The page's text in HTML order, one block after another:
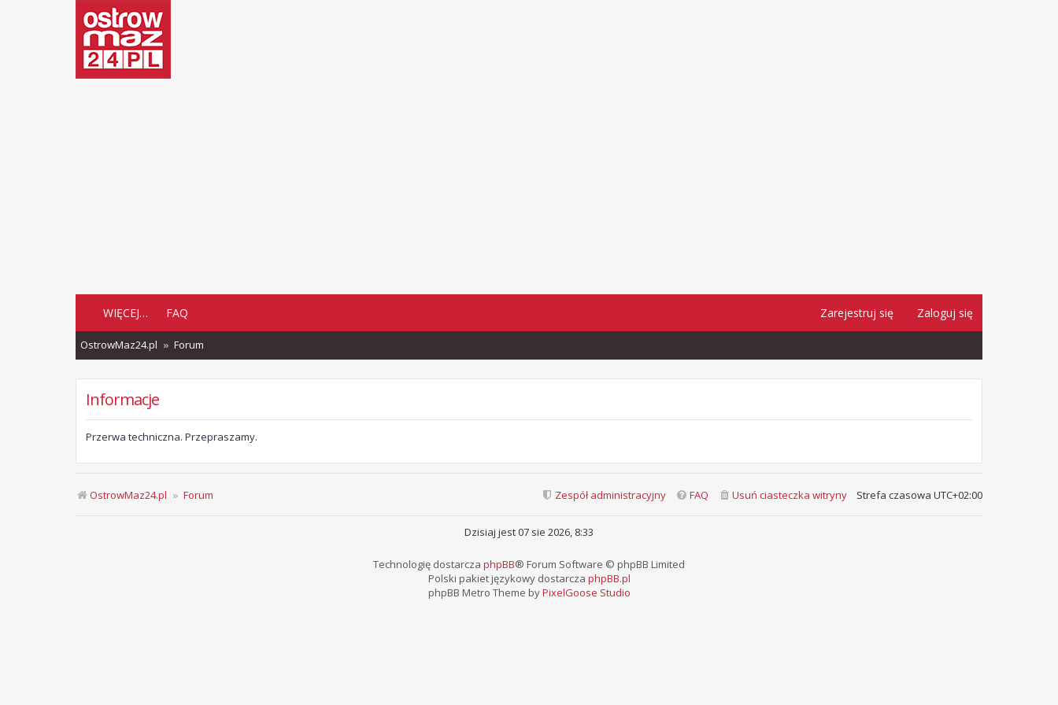
WIĘCEJ… FAQ Zaloguj się
Zarejestruj się
OstrowMaz24.pl Forum
Informacje
Przerwa techniczna. Przepraszamy.
OstrowMaz24.pl Forum Strefa czasowa UTC+02:00
Usuń ciasteczka witryny
FAQ
Zespół administracyjny
Dzisiaj jest 07 sie 2026, 8:33
Technologię dostarcza phpBB® Forum Software © phpBB Limited
Polski pakiet językowy dostarcza phpBB.pl
phpBB Metro Theme byPixelGoose Studio